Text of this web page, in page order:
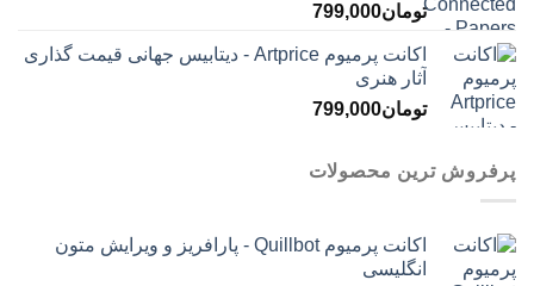
تومان799,000
اکانت پرمیوم Artprice - دیتابیس جهانی قیمت ‌گذاری
آثار هنری
تومان799,000
پرفروش ترین محصولات
اکانت پرمیوم Quillbot - پارافریز و ویرایش متون
انگلیسی